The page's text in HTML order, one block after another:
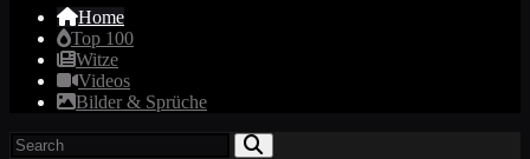
Home
Top 100
Witze
Videos
Bilder & Sprüche